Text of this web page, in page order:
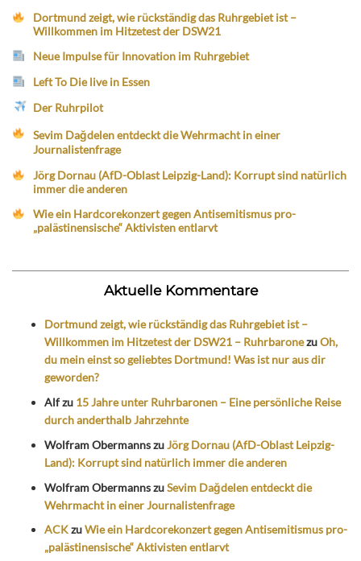
Dortmund zeigt, wie rückständig das Ruhrgebiet ist –
Willkommen im Hitzetest der DSW21
Neue Impulse für Innovation im Ruhrgebiet
Left To Die live in Essen
Der Ruhrpilot
Sevim Dağdelen entdeckt die Wehrmacht in einer
Journalistenfrage
Jörg Dornau (AfD-Oblast Leipzig-Land): Korrupt sind natürlich
immer die anderen
Wie ein Hardcorekonzert gegen Antisemitismus pro-
„palästinensische“ Aktivisten entlarvt
Aktuelle Kommentare
Dortmund zeigt, wie rückständig das Ruhrgebiet ist –
Willkommen im Hitzetest der DSW21 – RuhrbaronezuOh,
du mein einst so geliebtes Dortmund! Was ist nur aus dir
geworden?
Alfzu 15 Jahre unter Ruhrbaronen – Eine persönliche Reise
durch anderthalb Jahrzehnte
Wolfram ObermannszuJörg Dornau (AfD-Oblast Leipzig-
Land): Korrupt sind natürlich immer die anderen
Wolfram ObermannszuSevim Dağdelen entdeckt die
Wehrmacht in einer Journalistenfrage
ACKzuWie ein Hardcorekonzert gegen Antisemitismus pro-
„palästinensische“ Aktivisten entlarvt